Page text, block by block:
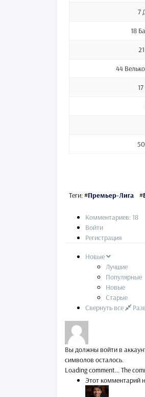
7
18
44
Теги:#Премьер-Лига #
Комментариев: 18
Войти
Регистрация
Новые
Лучшие
Популярные
Новые
Старые
Свернуть все
Вы должны войти в
символов осталось.
Loading comment...The
Этот комментарий